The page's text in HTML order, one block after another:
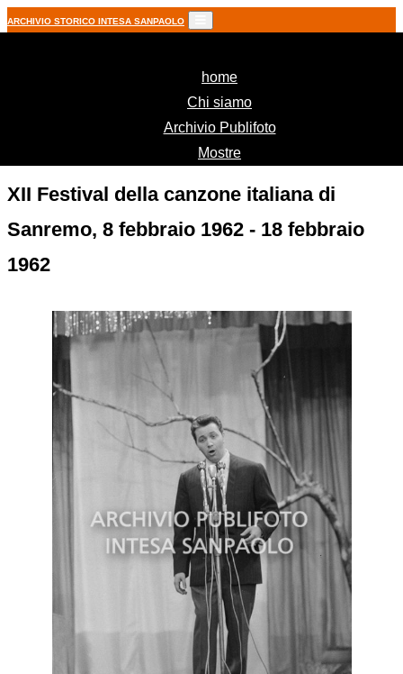
ARCHIVIO STORICO INTESA SANPAOLO
home(current)
Chi siamo
Archivio Publifoto
Mostre
XII Festival della canzone italiana di
Sanremo, 8 febbraio 1962 - 18 febbraio
1962